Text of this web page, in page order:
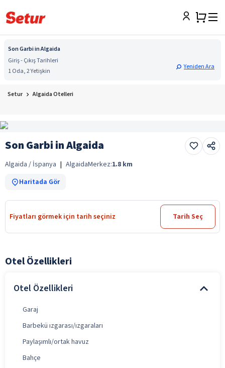
Son Garbi in Algaida
Giriş - Çıkış Tarihleri
1 Oda, 2 Yetişkin
Yeniden Ara
Setur Algaida Otelleri
Son Garbi in Algaida
Algaida / İspanya | AlgaidaMerkez:1.8 km
Haritada Gör
Fiyatları görmek için tarih seçiniz Tarih Seç
Otel Özellikleri
Otel Özellikleri
Garaj
Barbekü ızgarası/ızgaraları
Paylaşımlı/ortak havuz
Bahçe